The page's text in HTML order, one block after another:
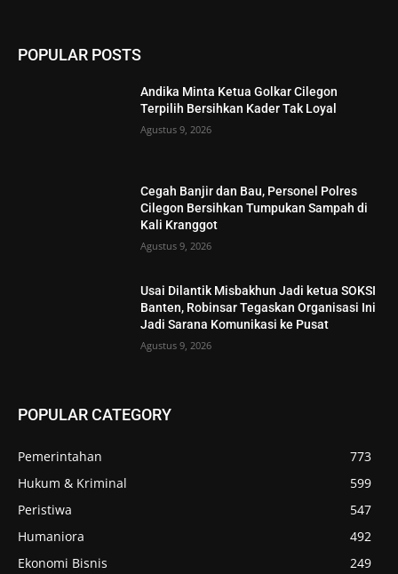
POPULAR POSTS
Andika Minta Ketua Golkar Cilegon
Terpilih Bersihkan Kader Tak Loyal
Agustus 9, 2026
Cegah Banjir dan Bau, Personel Polres
Cilegon Bersihkan Tumpukan Sampah di
Kali Kranggot
Agustus 9, 2026
Usai Dilantik Misbakhun Jadi ketua SOKSI
Banten, Robinsar Tegaskan Organisasi Ini
Jadi Sarana Komunikasi ke Pusat
Agustus 9, 2026
POPULAR CATEGORY
Pemerintahan
773
Hukum & Kriminal
599
Peristiwa
547
Humaniora
492
Ekonomi Bisnis
249